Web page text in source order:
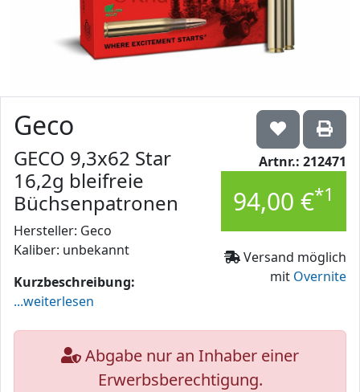
Artnr.: 212471
94,00 €*1
Versand möglich
mit Overnite
Geco
GECO 9,3x62 Star
16,2g bleifreie
Büchsenpatronen
Hersteller: Geco
Kaliber: unbekannt
Kurzbeschreibung:
...weiterlesen
Abgabe nur an Inhaber einer
Erwerbsberechtigung.